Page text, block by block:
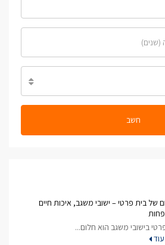
חשב
של בית פרטי – ישובי משגב, איכות חיים
בישובי משגב הוא חלום...